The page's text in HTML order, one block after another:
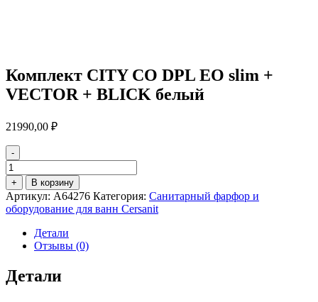
Комплект CITY CO DPL EO slim +
VECTOR + BLICK белый
21990,00 ₽
-
Количество
товара
Комплект
CITY
CO
DPL
+
VECTOR
+ В корзину
Артикул: A64276 Категория: Санитарный фарфор и
оборудование для ванн Cersanit
Детали
Отзывы (0)
Детали